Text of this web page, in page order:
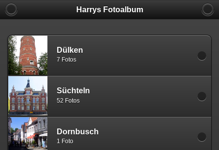
Harrys Fotoalbum
Dülken
7 Fotos
Süchteln
52 Fotos
Dornbusch
1 Foto